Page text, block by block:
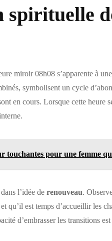
spirituelle
miroir 08h08 s’apparente à
symbolisent un cycle
en cours. Lorsque cette heure
touchantes pour une femme
l’idée de renouveau.
qu’il est temps d’accueillir les
d’embrasser les transitions